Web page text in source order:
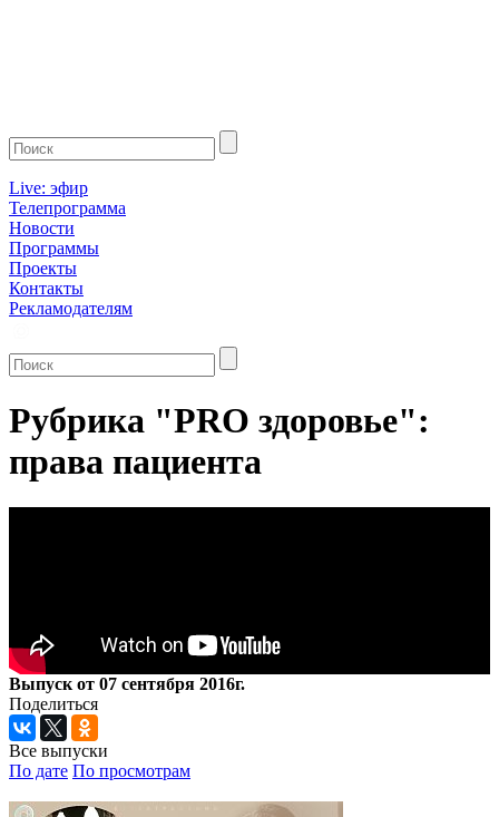
Live: эфир
Телепрограмма
Новости
Программы
Проекты
Контакты
Рекламодателям
Рубрика "PRO здоровье":
права пациента
Выпуск от 07 сентября 2016г.
Поделиться
Все выпуски
По дате По просмотрам